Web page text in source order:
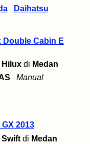
Daihatsu
Double Cabin E
Hilux di Medan
Manual
2013
Swift di Medan